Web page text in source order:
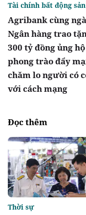
Agribank cùng
Ngân hàng trao
300 tỷ đồng ủng hộ
phong trào đẩy
chăm lo người có
với cách mạng
Tài chính bất động sản
Đọc thêm
Thời sự